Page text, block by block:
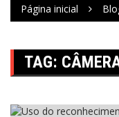
Página inicial
TAG: